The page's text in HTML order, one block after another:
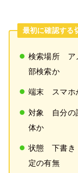
最初に確認する
検索場所 ア
部検索か
端末 スマホ
対象 自分の
体か
状態 下書き
定の有無